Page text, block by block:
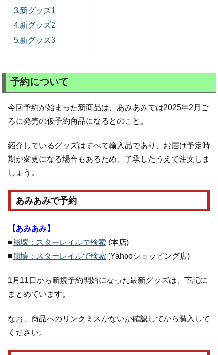
新グッズ1
新グッズ2
新グッズ3
予約について
今回予約が始まった新商品は、あみあみでは2025年2月ご
ろに発売の仮予約商品になるとのこと。
紹介しているグッズはすべて輸入品であり、お届け予定時
期が変更になる場合もあるため、了承したうえで注文しま
しょう。
あみあみで予約
【あみあみ】
■崩壊：スターレイルで検索 (本店)
■崩壊：スターレイルで検索 (Yahooショッピング店)
1月11日から新規予約開始になった最新グッズは、下記に
まとめています。
なお、商品へのリンクミスがないか確認してから購入して
ください。